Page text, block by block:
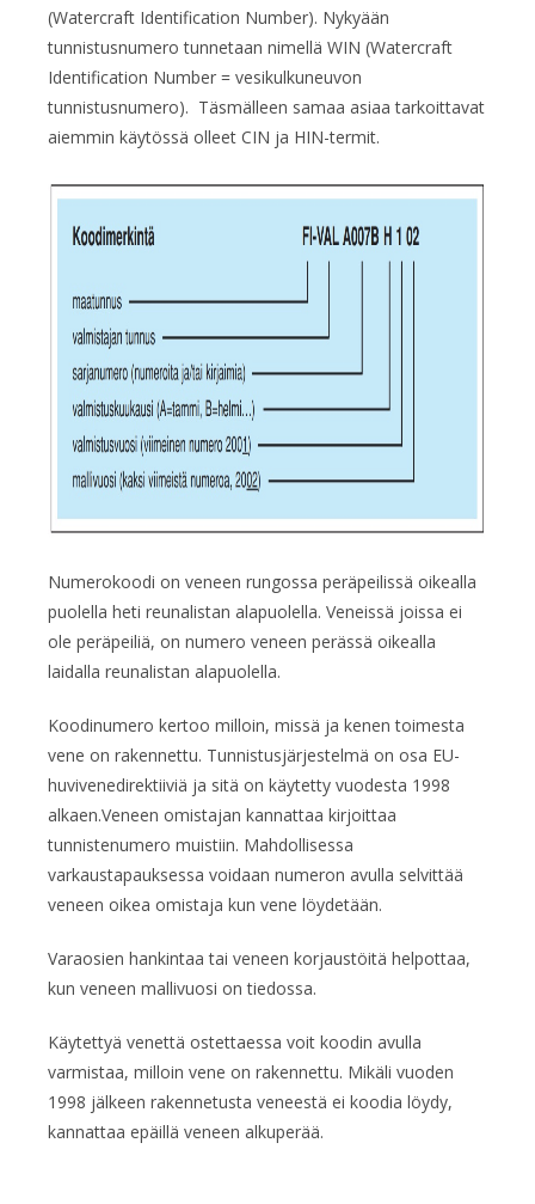
(Watercraft Identification Number). Nykyään
tunnistusnumero tunnetaan nimellä WIN (Watercraft
Identification Number = vesikulkuneuvon
tunnistusnumero). Täsmälleen samaa asiaa tarkoittavat
aiemmin käytössä olleet CIN ja HIN-termit.
Numerokoodi on veneen rungossa peräpeilissä oikealla
puolella heti reunalistan alapuolella. Veneissä joissa ei
ole peräpeiliä, on numero veneen perässä oikealla
laidalla reunalistan alapuolella.
Koodinumero kertoo milloin, missä ja kenen toimesta
vene on rakennettu. Tunnistusjärjestelmä on osa EU-
huvivenedirektiiviä ja sitä on käytetty vuodesta 1998
alkaen.Veneen omistajan kannattaa kirjoittaa
tunnistenumero muistiin. Mahdollisessa
varkaustapauksessa voidaan numeron avulla selvittää
veneen oikea omistaja kun vene löydetään.
Varaosien hankintaa tai veneen korjaustöitä helpottaa,
kun veneen mallivuosi on tiedossa.
Käytettyä venettä ostettaessa voit koodin avulla
varmistaa, milloin vene on rakennettu. Mikäli vuoden
1998 jälkeen rakennetusta veneestä ei koodia löydy,
kannattaa epäillä veneen alkuperää.